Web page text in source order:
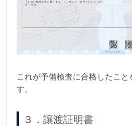
これが予備検査に合格したこ
す。
３．譲渡証明書